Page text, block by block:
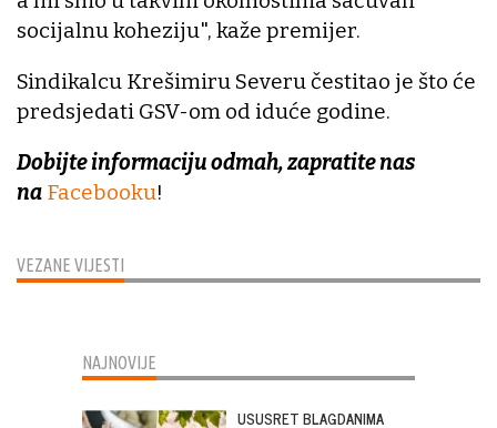
VEZANE VIJESTI
socijalnu koheziju", kaže premijer.
Sindikalcu Krešimiru Severu čestitao je što će
predsjedati GSV-om od iduće godine.
Dobijte informaciju odmah, zapratite nas
na Facebooku!
NAJNOVIJE
USUSRET BLAGDANIMA